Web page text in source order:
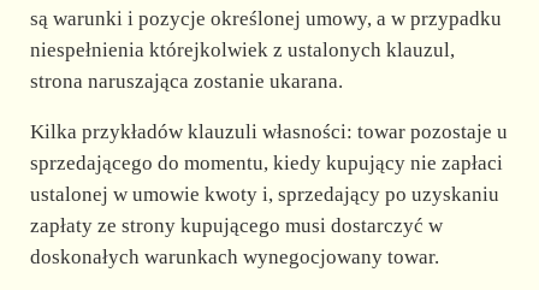
są warunki i pozycje określonej umowy, a w przypadku
niespełnienia którejkolwiek z ustalonych klauzul,
strona naruszająca zostanie ukarana.
Kilka przykładów klauzuli własności: towar pozostaje u
sprzedającego do momentu, kiedy kupujący nie zapłaci
ustalonej w umowie kwoty i, sprzedający po uzyskaniu
zapłaty ze strony kupującego musi dostarczyć w
doskonałych warunkach wynegocjowany towar.